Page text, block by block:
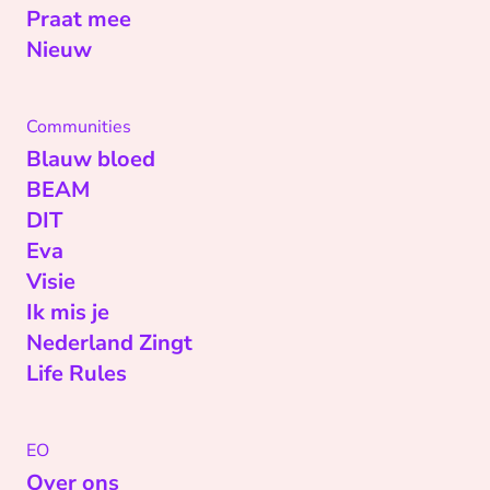
Praat mee
Nieuw
Communities
Blauw bloed
BEAM
DIT
Eva
Visie
Ik mis je
Nederland Zingt
Life Rules
EO
Over ons